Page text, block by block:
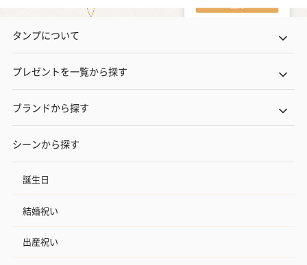
タンプについて
プレゼントを一覧から探す
ブランドから探す
シーンから探す
誕生日
結婚祝い
出産祝い